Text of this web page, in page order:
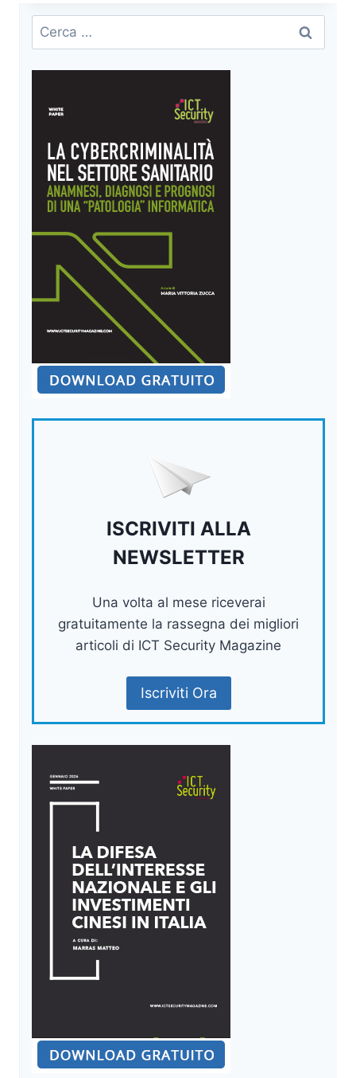
PENETRATION
CON
INTELLIGENZA
DELLA
SICUREZZA
INFORMATICA
Ricerca
per:
ISCRIVITI ALLA
NEWSLETTER
Una volta al mese riceverai
gratuitamente la rassegna dei migliori
articoli di ICT Security Magazine
Iscriviti Ora